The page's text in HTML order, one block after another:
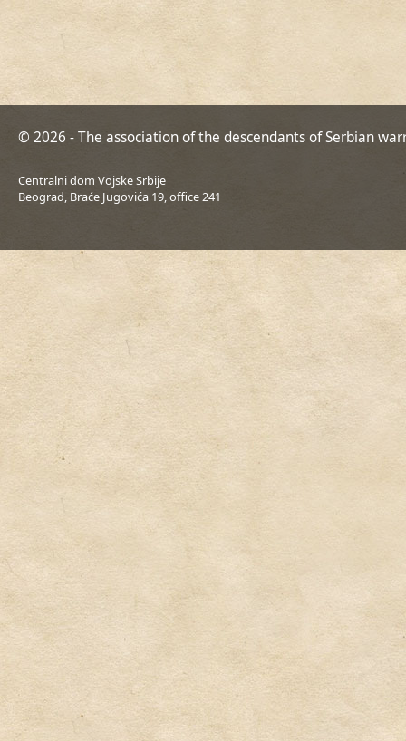
© 2026 - The association of the descendants of Serbian
Centralni dom Vojske Srbije
Beograd, Braće Jugovića 19, office 241